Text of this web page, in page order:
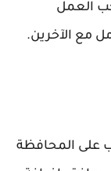
العمل
مع الآخرين.
على المحافظة